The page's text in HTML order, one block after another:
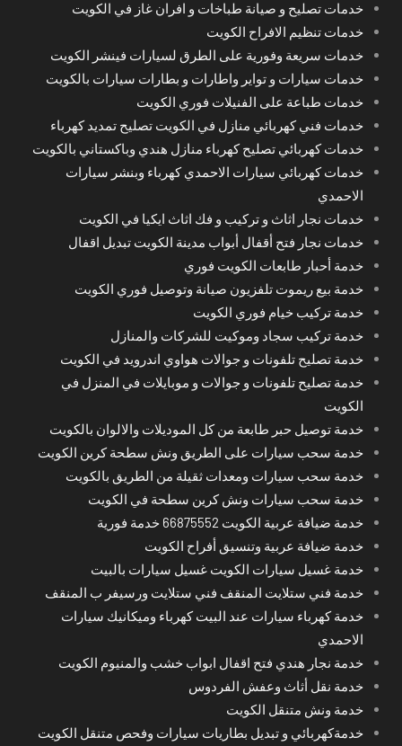
خدمات تصليح و صيانة طباخات و افران غاز في الكويت
خدمات تنظيم الافراح الكويت
خدمات سريعة وفورية على الطرق لسيارات فينشر الكويت
خدمات سيارات و تواير واطارات و بطارات سيارات بالكويت
خدمات طباعة على الفنيلات فوري الكويت
خدمات فني كهربائي منازل في الكويت تصليح تمديد كهرباء
خدمات كهربائي تصليح كهرباء منازل هندي وباكستاني بالكويت
خدمات كهربائي سيارات الاحمدي كهرباء وبنشر سيارات
الاحمدي
خدمات نجار اثاث و تركيب و فك اثاث ايكيا في الكويت
خدمات نجار فتح أقفال أبواب مدينة الكويت تبديل اقفال
خدمة أحبار طابعات الكويت فوري
خدمة بيع ريموت تلفزيون صيانة وتوصيل فوري الكويت
خدمة تركيب خيام فوري الكويت
خدمة تركيب سجاد وموكيت للشركات والمنازل
خدمة تصليح تلفونات و جوالات هواوي اندرويد في الكويت
خدمة تصليح تلفونات و جوالات و موبايلات في المنزل في
الكويت
خدمة توصيل حبر طابعة من كل الموديلات والالوان بالكويت
خدمة سحب سيارات على الطريق ونش سطحة كرين الكويت
خدمة سحب سيارات ومعدات ثقيلة من الطريق بالكويت
خدمة سحب سيارات ونش كرين سطحة في الكويت
خدمة ضيافة عربية الكويت 66875552 خدمة فورية
خدمة ضيافة عربية وتنسيق أفراح الكويت
خدمة غسيل سيارات الكويت غسيل سيارات بالبيت
خدمة فني ستلايت المنقف فني ستلايت ورسيفر ب المنقف
خدمة كهرباء سيارات عند البيت كهرباء وميكانيك سيارات
الاحمدي
خدمة نجار هندي فتح اقفال ابواب خشب والمنيوم الكويت
خدمة نقل أثاث وعفش الفردوس
خدمة ونش متنقل الكويت
خدمةكهربائي و تبديل بطاريات سيارات وفحص متنقل الكويت